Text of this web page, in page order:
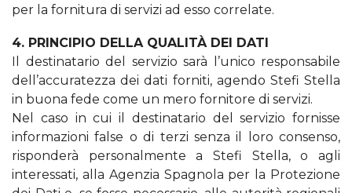
per la fornitura di servizi ad esso correlate.
4. PRINCIPIO DELLA QUALITÀ DEI DATI
Il destinatario del servizio sarà l’unico responsabile
dell’accuratezza dei dati forniti, agendo Stefi Stella
in buona fede come un mero fornitore di servizi.
Nel caso in cui il destinatario del servizio fornisse
informazioni false o di terzi senza il loro consenso,
risponderà personalmente a Stefi Stella, o agli
interessati, alla Agenzia Spagnola per la Protezione